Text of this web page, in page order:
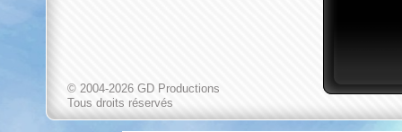
© 2004-2026 GD Productions
Tous droits réservés